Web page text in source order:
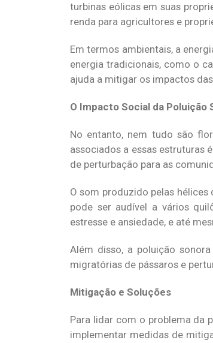
turbinas eólicas em suas
renda para agricultores e
Em termos ambientais, a
energia tradicionais, como o
ajuda a mitigar os impactos
O Impacto Social da Poluição
No entanto, nem tudo são
associados a essas estruturas
de perturbação para as
O som produzido pelas
pode ser audível a vários
estresse e ansiedade, e até
Além disso, a poluição
migratórias de pássaros e
Mitigação e Soluções
Para lidar com o problema da
implementar medidas de